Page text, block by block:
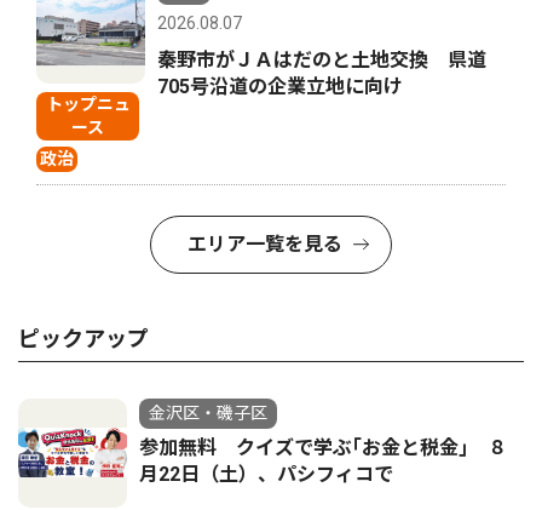
トップニュ
ース
政治
2026.08.07
秦野市がＪＡはだのと土地交換 県道
705号沿道の企業立地に向け
エリア一覧を見る
ピックアップ
金沢区・磯子区
参加無料 クイズで学ぶ｢お金と税金｣ ８
月22日（土）、パシフィコで